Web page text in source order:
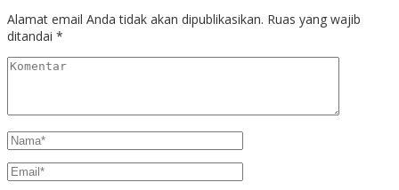
Alamat email Anda tidak akan dipublikasikan. Ruas yang wajib
ditandai *